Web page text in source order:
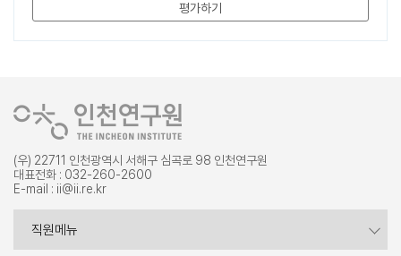
평가하기
(우) 22711 인천광역시 서해구 심곡로 98 인천연구원
대표전화 : 032-260-2600
E-mail : ii@ii.re.kr
직원메뉴